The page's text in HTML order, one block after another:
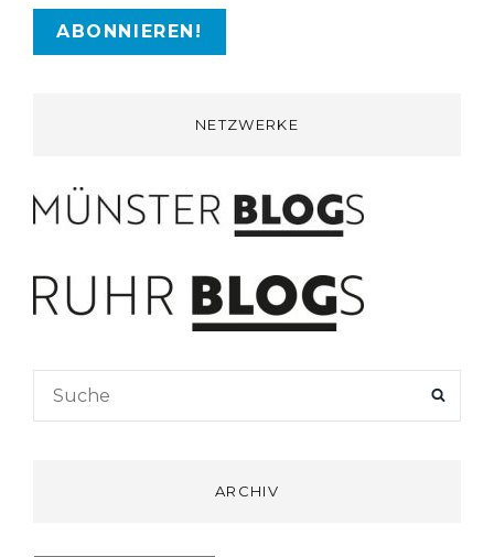
NETZWERKE
Search
ARCHIV